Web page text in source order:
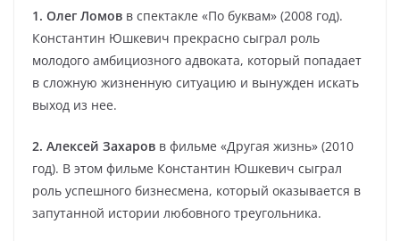
1. Олег Ломов в спектакле «По буквам» (2008 год).
Константин Юшкевич прекрасно сыграл роль
молодого амбициозного адвоката, который попадает
в сложную жизненную ситуацию и вынужден искать
выход из нее.
2. Алексей Захаров в фильме «Другая жизнь» (2010
год). В этом фильме Константин Юшкевич сыграл
роль успешного бизнесмена, который оказывается в
запутанной истории любовного треугольника.